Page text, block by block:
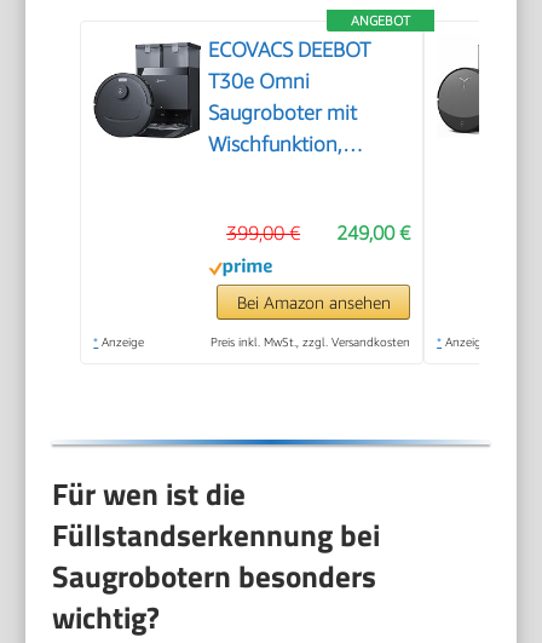
ANGEBOT
ECOVACS DEEBOT
T30e Omni
Saugroboter mit
Wischfunktion,
249,00 €
399,00 €
Bei Amazon ansehen
* Anzeige Preis inkl. MwSt., zzgl. Versandkosten * Anzeige
Für wen ist die
Füllstandserkennung bei
Saugrobotern besonders
wichtig?